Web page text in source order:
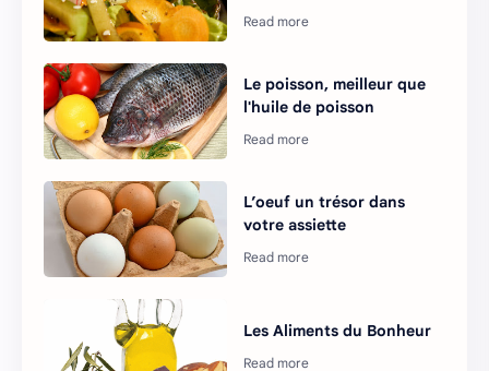
Le poisson, meilleur que
l'huile de poisson
L’oeuf un trésor dans
votre assiette
Les Aliments du Bonheur